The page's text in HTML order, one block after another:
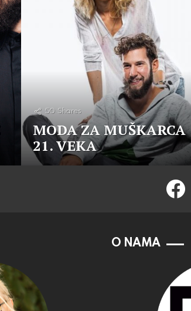
50 Shares
MODA ZA MUŠKARCA
21. VEKA
O NAMA